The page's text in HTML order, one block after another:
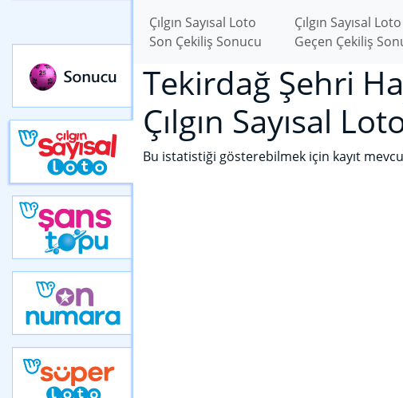
Çılgın Sayısal Loto
Son Çekiliş Sonucu
Çılgın Sayısal Loto
Geçen Çekiliş
Tekirdağ Şehri
Çılgın Sayısal
Bu istatistiği gösterebilmek için kayıt